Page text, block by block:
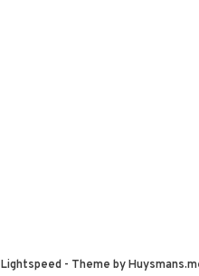
Lightspeed- Theme by